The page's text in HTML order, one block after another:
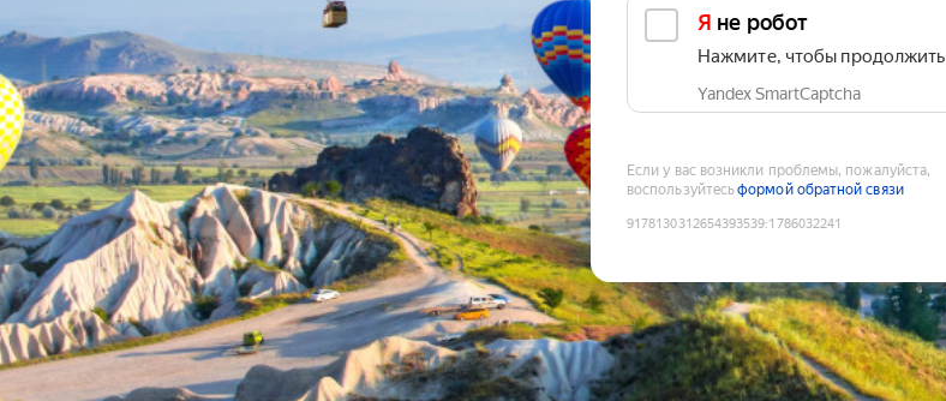
Я не робот
Нажмите, чтобы продолжить
Yandex SmartCaptcha
Если у вас возникли проблемы, пожалуйста,
воспользуйтесьформой обратной связи
9178130312654393539:1786032241